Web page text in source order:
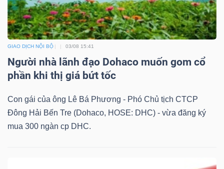
GIAO DỊCH NỘI BỘ 03/08 15:41
Người nhà lãnh đạo Dohaco muốn gom cổ
phần khi thị giá bứt tốc
Con gái của ông Lê Bá Phương - Phó Chủ tịch CTCP
Đông Hải Bến Tre (Dohaco, HOSE: DHC) - vừa đăng ký
mua 300 ngàn cp DHC.
liệu
tài
chính